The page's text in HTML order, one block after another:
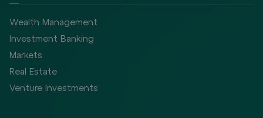
Wealth Management
Investment Banking
Markets
Real Estate
Venture Investments